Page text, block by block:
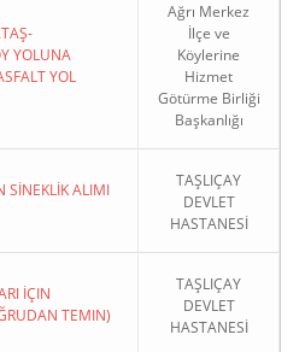
YOLUNA
YOL
Ağrı Merkez
İlçe ve
Köylerine
Hizmet
Götürme Birliği
Başkanlığı
SİNEKLİK ALIMI
TAŞLIÇAY
DEVLET
HASTANESİ
İÇIN
TEMIN)
TAŞLIÇAY
DEVLET
HASTANESİ